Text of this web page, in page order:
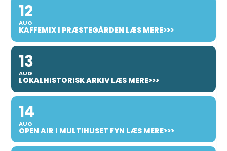
12
AUG
KAFFEMIX I PRÆSTEGÅRDEN LÆS MERE>>>
13
AUG
LOKALHISTORISK ARKIV LÆS MERE>>>
14
AUG
OPEN AIR I MULTIHUSET FYN LÆS MERE>>>